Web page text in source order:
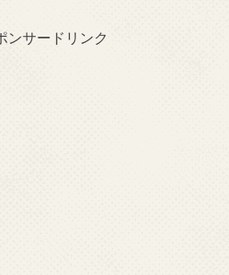
ンサードリンク